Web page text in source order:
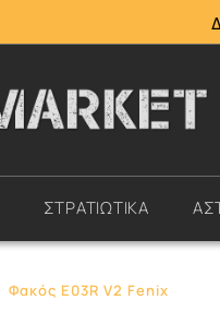
ΣΤΡΑΤΙΩΤΙΚΑ
Φακός E03R V2 Fenix